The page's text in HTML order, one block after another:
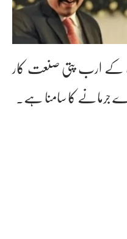
کے ارب پتی صنعت کار
بڑے جرمانے کا سامنا ہے۔